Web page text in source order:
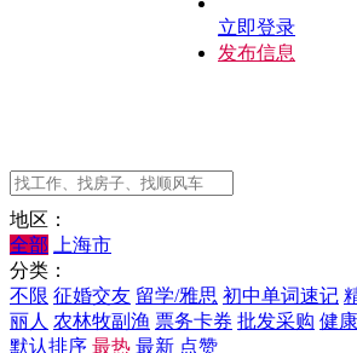
立即登录
发布信息
地区：
全部
上海市
分类：
不限 征婚交友 留学/雅思 初中单词速记
丽人 农林牧副渔 票务卡券 批发采购 健
默认排序 最热 最新 点赞